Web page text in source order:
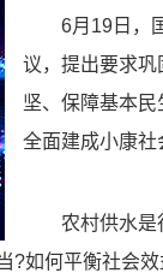
6月19日，
议，提出要求
坚、保障基本
全面建成小康社
农村供水是
?如何平衡社会